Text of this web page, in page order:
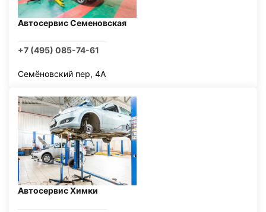
Автосервис Семеновская
+7 (495) 085-74-61
Семёновский пер, 4А
Автосервис Химки